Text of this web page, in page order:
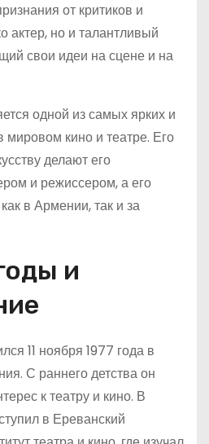
от критиков и
актер, но и талантливый
свои идеи на сцене и на
одной из самых ярких и
мировом кино и театре. Его
делают его
и режиссером, а его
в Армении, так и за
и
11 ноября 1977 года в
С раннего детства он
к театру и кино. В
в Ереванский